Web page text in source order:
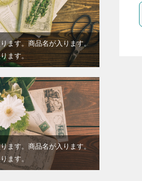
ます。商品名が入ります。
ます。
ます。商品名が入ります。
ます。